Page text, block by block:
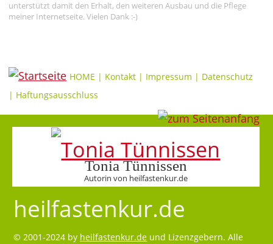
unterstützt damit den Erhalt, den weiteren Ausbau und die Pflege
meiner Internetseite. Vielen Dank :-)
HOME | Kontakt | Impressum | Datenschutz
| Haftungsausschluss
Tonia Tünnissen
Autorin von heilfastenkur.de
heilfastenkur.de
© 2001-2024 by heilfastenkur.de und Lizenzgebern. Alle